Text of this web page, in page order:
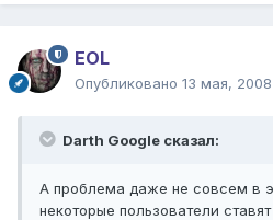
EOL
Опубликовано 13 мая, 2008
Darth Google сказал:
А проблема даже не совсем в
некоторые пользователи